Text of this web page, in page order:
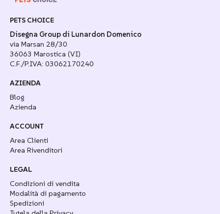
PETS CHOICE
Disegna Group di Lunardon Domenico
via Marsan 28/30
36063 Marostica (VI)
C.F./P.IVA: 03062170240
AZIENDA
Blog
Azienda
ACCOUNT
Area Clienti
Area Rivenditori
LEGAL
Condizioni di vendita
Modalità di pagamento
Spedizioni